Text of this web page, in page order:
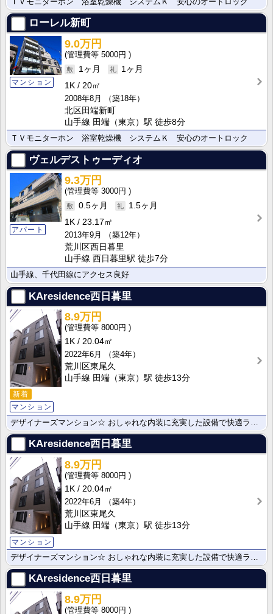
ローレル新町
マンション
9.0万円
5000円
1ヶ月
1ヶ月
1K
20㎡
2008年8月
（築18年）
北区田端新町
山手線 田端（東京）駅 徒歩8分
ＴＶモニターホン 浴室乾燥機 システムＫ 安心のオートロック
ヴェルデストゥーディオ
アパート
9.3万円
3000円
0.5ヶ月
1.5ヶ月
1K
23.17㎡
2013年9月
（築12年）
荒川区西日暮里
山手線 西日暮里駅 徒歩7分
山手線、千代田線にアクセス良好
KAresidence西日暮里
新着
マンション
8.9万円
8000円
1K
20.04㎡
2022年6月
（築4年）
荒川区東尾久
山手線 田端（東京）駅 徒歩13分
デザイナーズマンション☆ おしゃれな内装に充実した設備で快適ライフ♪
KAresidence西日暮里
マンション
8.9万円
8000円
1K
20.04㎡
2022年6月
（築4年）
荒川区東尾久
山手線 田端（東京）駅 徒歩13分
デザイナーズマンション☆ おしゃれな内装に充実した設備で快適ライフ♪
KAresidence西日暮里
8.9万円
8000円